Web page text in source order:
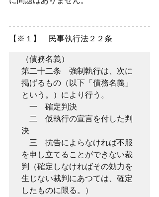
【※１】　民事執行法２２条
（債務名義）
第二十二条　強制執行は、次に
掲げるもの（以下「債務名義」
という。）により行う。
一　確定判決
二　仮執行の宣言を付した判
決
三　抗告によらなければ不服
を申し立てることができない裁
判（確定しなければその効力を
生じない裁判にあつては、確定
したものに限る。）